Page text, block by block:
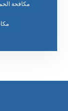
مكافحة